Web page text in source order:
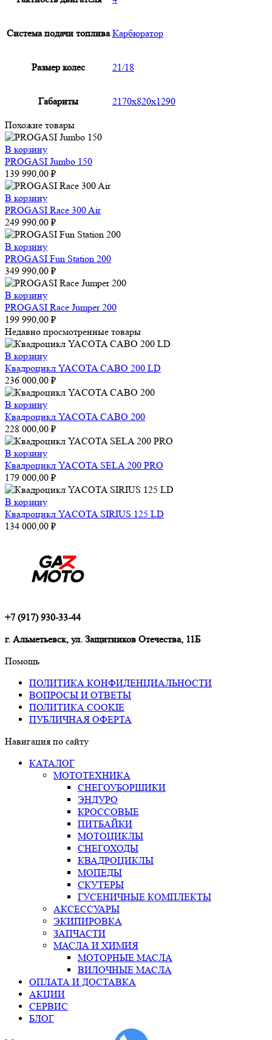
Система подачи топлива Карбюратор
Размер колес 21/18
Габариты 2170x820x1290
Похожие товары
В корзину
PROGASI Jumbo 150
139 990,00 ₽
В корзину
PROGASI Race 300 Air
249 990,00 ₽
В корзину
PROGASI Fun Station 200
349 990,00 ₽
В корзину
PROGASI Race Jumper 200
199 990,00 ₽
Недавно просмотренные товары
В корзину
Квадроцикл YACOTA CABO 200 LD
236 000,00 ₽
В корзину
Квадроцикл YACOTA CABO 200
228 000,00 ₽
В корзину
Квадроцикл YACOTA SELA 200 PRO
179 000,00 ₽
В корзину
Квадроцикл YACOTA SIRIUS 125 LD
134 000,00 ₽
+7 (917) 930-33-44
г. Альметьевск, ул. Защитников Отечества, 11Б
Помощь
ПОЛИТИКА КОНФИДЕНЦИАЛЬНОСТИ
ВОПРОСЫ И ОТВЕТЫ
ПОЛИТИКА COOKIE
ПУБЛИЧНАЯ ОФЕРТА
Навигация по сайту
КАТАЛОГ
МОТОТЕХНИКА
СНЕГОУБОРЩИКИ
ЭНДУРО
КРОССОВЫЕ
ПИТБАЙКИ
МОТОЦИКЛЫ
СНЕГОХОДЫ
КВАДРОЦИКЛЫ
МОПЕДЫ
СКУТЕРЫ
ГУСЕНИЧНЫЕ КОМПЛЕКТЫ
АКСЕССУАРЫ
ЭКИПИРОВКА
ЗАПЧАСТИ
МАСЛА И ХИМИЯ
МОТОРНЫЕ МАСЛА
ВИЛОЧНЫЕ МАСЛА
ОПЛАТА И ДОСТАВКА
АКЦИИ
СЕРВИС
БЛОГ